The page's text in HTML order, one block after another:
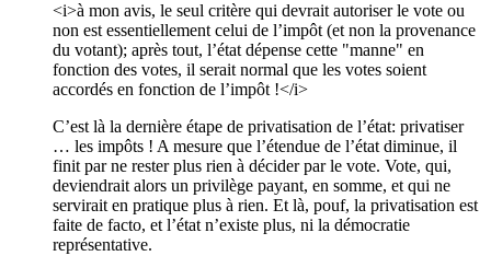
<i>à mon avis, le seul critère qui devrait autoriser le vote ou
non est essentiellement celui de l’impôt (et non la provenance
du votant); après tout, l’état dépense cette "manne" en
fonction des votes, il serait normal que les votes soient
accordés en fonction de l’impôt !</i>
C’est là la dernière étape de privatisation de l’état: privatiser
… les impôts ! A mesure que l’étendue de l’état diminue, il
finit par ne rester plus rien à décider par le vote. Vote, qui,
deviendrait alors un privilège payant, en somme, et qui ne
servirait en pratique plus à rien. Et là, pouf, la privatisation est
faite de facto, et l’état n’existe plus, ni la démocratie
représentative.